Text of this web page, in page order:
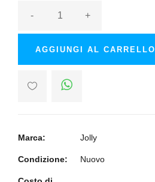
- +
AGGIUNGI AL CARRELLO
Marca: Jolly
Condizione: Nuovo